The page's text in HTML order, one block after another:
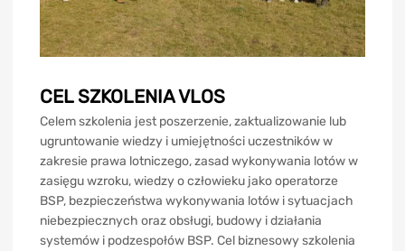
CEL SZKOLENIA VLOS
Celem szkolenia jest poszerzenie, zaktualizowanie lub
ugruntowanie wiedzy i umiejętności uczestników w
zakresie prawa lotniczego, zasad wykonywania lotów w
zasięgu wzroku, wiedzy o człowieku jako operatorze
BSP, bezpieczeństwa wykonywania lotów i sytuacjach
niebezpiecznych oraz obsługi, budowy i działania
systemów i podzespołów BSP. Cel biznesowy szkolenia